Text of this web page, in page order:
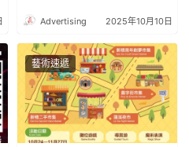
Advertising 2025年10月10日
藝術速遞